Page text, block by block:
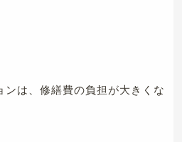
ンは、修繕費の負担が大きくな